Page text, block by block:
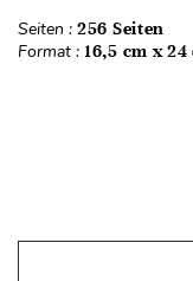
Seiten : 256 Seiten
Format : 16,5 cm x 24